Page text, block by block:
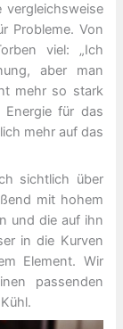
vergleichsweise
Probleme. Von
viel: „Ich
aber man
mehr so stark
für das
mehr auf das
sichtlich über
mit hohem
und die auf ihn
in die Kurven
Element. Wir
passenden